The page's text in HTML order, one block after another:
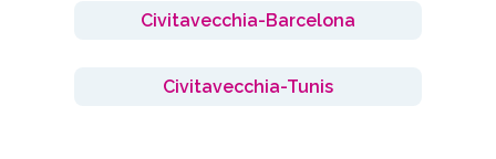
Civitavecchia-Barcelona
Civitavecchia-Tunis